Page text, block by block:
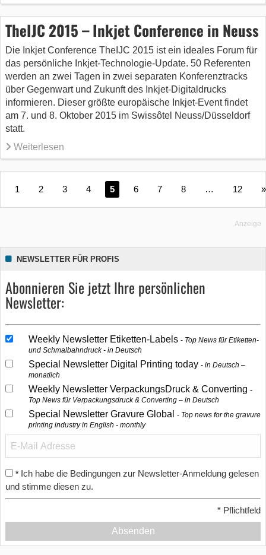
TheIJC 2015 – Inkjet Conference in Neuss
Die Inkjet Conference TheIJC 2015 ist ein ideales Forum für
das persönliche Inkjet-Technologie-Update. 50 Referenten
werden an zwei Tagen in zwei separaten Konferenztracks
über Gegenwart und Zukunft des Inkjet-Digitaldrucks
informieren. Dieser größte europäische Inkjet-Event findet
am 7. und 8. Oktober 2015 im Swissôtel Neuss/Düsseldorf
statt.
Weiterlesen
1 2 3 4 5 6 7 8 … 12 »
Anzeige
NEWSLETTER FÜR PROFIS
Abonnieren Sie jetzt Ihre persönlichen
Newsletter:
Weekly Newsletter Etiketten-Labels
Top News für Etiketten-
und Schmalbahndruck - in Deutsch
Special Newsletter Digital Printing today
in Deutsch –
monatlich
Weekly Newsletter VerpackungsDruck & Converting
Top News für Verpackungsdruck & Converting – in Deutsch
Special Newsletter Gravure Global
Top news for the gravure
printing industry in English - monthly
* Ich habe die Bedingungen zur Newsletter-Anmeldung gelesen
und stimme diesen zu.
* Pflichtfeld
Absenden